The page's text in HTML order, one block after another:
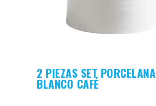
2 PIEZAS SET PORCELANA
BLANCO CAFÉ